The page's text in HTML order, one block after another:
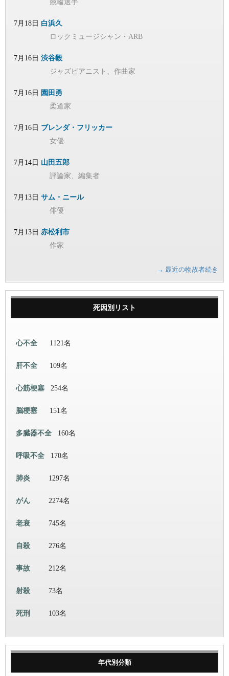
競輪選手
7月18日 白浜久
ロックミュージシャン・ARB
7月16日 渋谷毅
ジャズピアニスト、作曲家
7月16日 園田勇
柔道家
7月16日 ブレンダ・フリッカー
女優
7月14日 山田五郎
評論家、編集者
7月13日 サム・ニール
俳優
7月13日 赤松利市
作家
→ 最近の物故者続き
死因別リスト
心不全 1121名
肝不全 109名
心筋梗塞 254名
脳梗塞 151名
多臓器不全 160名
呼吸不全 170名
肺炎 1297名
がん 2274名
老衰 745名
自殺 276名
事故 212名
射殺 73名
死刑 103名
年代別分類